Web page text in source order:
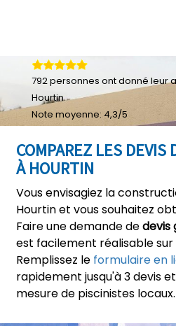
COMPAREZ LES DEVIS
À HOURTIN
Vous envisagiez la
Hourtin et vous souhaitez
Faire une demande dedevis
est facilement réalisable
Remplissez le formulaire en
rapidement jusqu'à 3 devis
mesure de piscinistes locaux.
792personnes ont donné leur
Hourtin
Note moyenne: 4,3/5